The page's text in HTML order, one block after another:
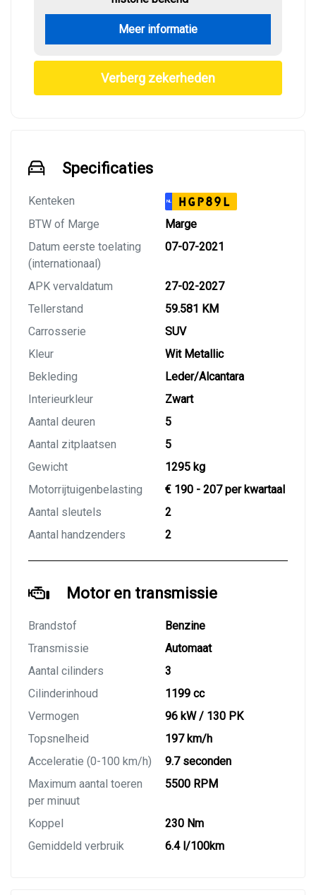
Meer informatie
Verberg zekerheden
Specificaties
Kenteken NL HGP89L
BTW of Marge
Marge
Datum eerste toelating
(internationaal)
07-07-2021
APK vervaldatum
27-02-2027
Tellerstand
59.581 KM
Carrosserie
SUV
Kleur
Wit Metallic
Bekleding
Leder/Alcantara
Interieurkleur
Zwart
Aantal deuren
5
Aantal zitplaatsen
5
Gewicht
1295 kg
Motorrijtuigenbelasting
€ 190 - 207 per kwartaal
Aantal sleutels
2
Aantal handzenders
2
Motor en transmissie
Brandstof
Benzine
Transmissie
Automaat
Aantal cilinders
3
Cilinderinhoud
1199 cc
Vermogen
96 kW / 130 PK
Topsnelheid
197 km/h
Acceleratie (0-100 km/h)
9.7 seconden
Maximum aantal toeren
per minuut
5500 RPM
Koppel
230 Nm
Gemiddeld verbruik
6.4 l/100km